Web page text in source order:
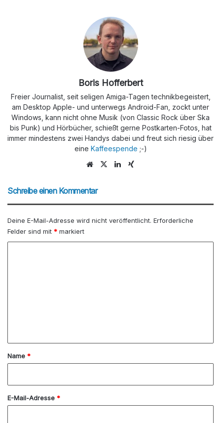
Boris Hofferbert
Freier Journalist, seit seligen Amiga-Tagen technikbegeistert,
am Desktop Apple- und unterwegs Android-Fan, zockt unter
Windows, kann nicht ohne Musik (von Classic Rock über Ska
bis Punk) und Hörbücher, schießt gerne Postkarten-Fotos, hat
immer mindestens zwei Handys dabei und freut sich riesig über
eine Kaffeespende ;-)
Webseite
X LinkedIn
Schreibe einen Kommentar
Deine E-Mail-Adresse wird nicht veröffentlicht. Erforderliche
Felder sind mit * markiert
a
Name *
E-Mail-Adresse *